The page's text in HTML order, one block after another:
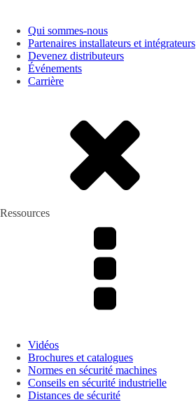
Qui sommes-nous
Partenaires installateurs et intégrateurs
Devenez distributeurs
Événements
Carrière
Ressources
Vidéos
Brochures et catalogues
Normes en sécurité machines
Conseils en sécurité industrielle
Distances de sécurité